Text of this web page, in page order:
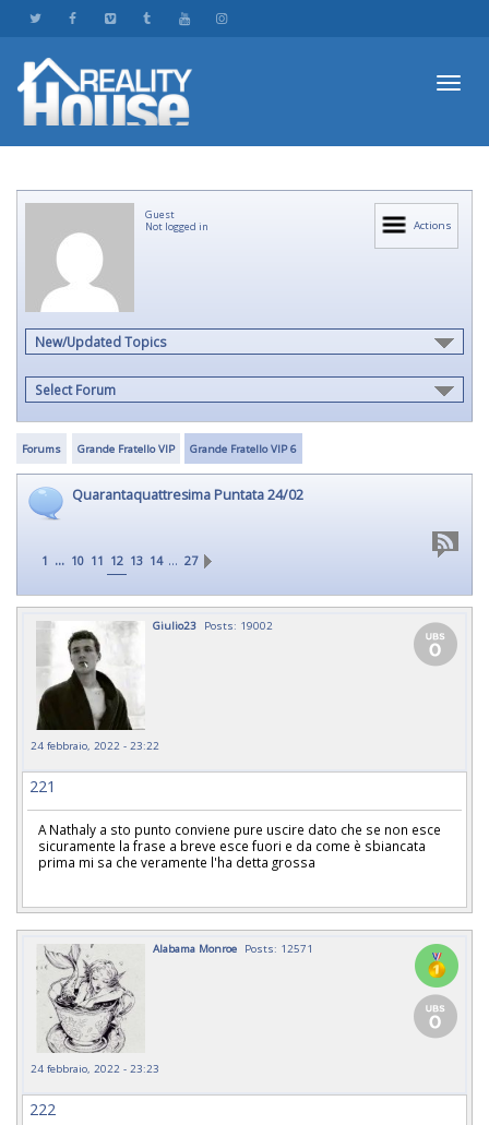
Actions
Guest
Not logged in
New/Updated Topics
Select Forum
Forums Grande Fratello VIP Grande Fratello VIP 6
Quarantaquattresima Puntata 24/02
1 ... 10 11 12 13 14 … 27
Giulio23 Posts: 19002
24 febbraio, 2022 - 23:22
221
A Nathaly a sto punto conviene pure uscire dato che se non esce
sicuramente la frase a breve esce fuori e da come è sbiancata
prima mi sa che veramente l'ha detta grossa
Alabama Monroe Posts: 12571
24 febbraio, 2022 - 23:23
222